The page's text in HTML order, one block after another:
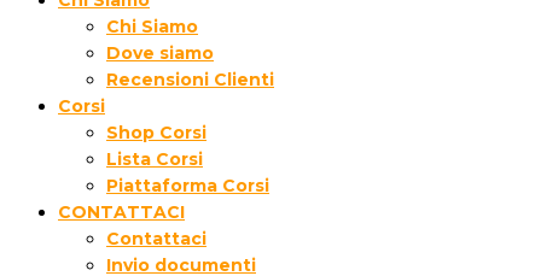
Chi Siamo
Dove siamo
Recensioni Clienti
Corsi
Shop Corsi
Lista Corsi
Piattaforma Corsi
CONTATTACI
Contattaci
Invio documenti